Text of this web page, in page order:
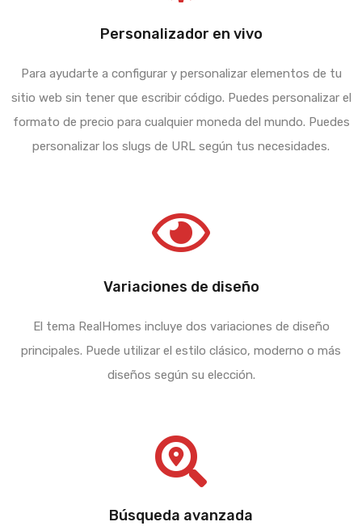
Personalizador en vivo
Para ayudarte a configurar y personalizar elementos de tu
sitio web sin tener que escribir código. Puedes personalizar el
formato de precio para cualquier moneda del mundo. Puedes
personalizar los slugs de URL según tus necesidades.
Variaciones de diseño
El tema RealHomes incluye dos variaciones de diseño
principales. Puede utilizar el estilo clásico, moderno o más
diseños según su elección.
Búsqueda avanzada